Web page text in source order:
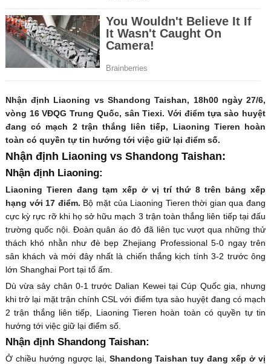
Nhận định Liaoning vs Shandong Taishan, 18h00 ngày 27/6,
vòng 16 VĐQG Trung Quốc, sân Tiexi. Với điểm tựa sào huyệt
đang có mạch 2 trận thắng liên tiếp, Liaoning Tieren hoàn
toàn có quyền tự tin hướng tới việc giữ lại điểm số.
Nhận định Liaoning vs Shandong Taishan:
Nhận định Liaoning:
Liaoning Tieren đang tạm xếp ở vị trí thứ 8 trên bảng xếp
hạng với 17 điểm. Bộ mặt của Liaoning Tieren thời gian qua đang
cực kỳ rực rỡ khi họ sở hữu mạch 3 trận toàn thắng liên tiếp tại đấu
trường quốc nội. Đoàn quân áo đỏ đã liên tục vượt qua những thử
thách khó nhằn như đè bẹp Zhejiang Professional 5-0 ngay trên
sân khách và mới đây nhất là chiến thắng kịch tính 3-2 trước ông
lớn Shanghai Port tại tổ ấm.
Dù vừa sảy chân 0-1 trước Dalian Kewei tại Cúp Quốc gia, nhưng
khi trở lại mặt trận chính CSL với điểm tựa sào huyệt đang có mạch
2 trận thắng liên tiếp, Liaoning Tieren hoàn toàn có quyền tự tin
hướng tới việc giữ lại điểm số.
Nhận định Shandong Taishan:
Ở chiều hướng ngược lại, Shandong Taishan tuy đang xếp ở vị